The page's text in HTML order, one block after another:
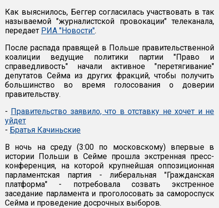
Как выяснилось, Беггер согласилась участвовать в так
называемой "журналистской провокации" телеканала,
передает РИА "Новости".
После распада правящей в Польше правительственной
коалиции ведущие политики партии "Право и
справедливость" начали активное "перетягивание"
депутатов Сейма из других фракций, чтобы получить
большинство во время голосования о доверии
правительству.
- Правительство заявило, что в отставку не хочет и не
уйдет
- Братья Качиньские
В ночь на среду (3:00 по московскому) впервые в
истории Польши в Сейме прошла экстренная пресс-
конференция, на которой крупнейшая оппозиционная
парламентская партия - либеральная "Гражданская
платформа" - потребовала созвать экстренное
заседание парламента и проголосовать за самороспуск
Сейма и проведение досрочных выборов.